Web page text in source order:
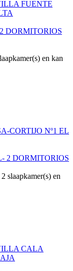
DORMITORIOS
en kan
2 DORMITORIOS
slaapkamer(s) en